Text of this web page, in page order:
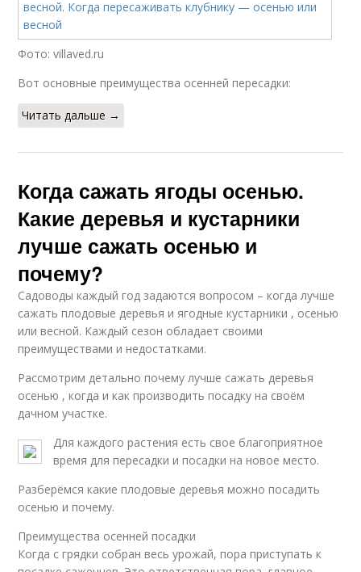
Фото: villaved.ru
Вот основные преимущества осенней пересадки:
Читать дальше →
Когда сажать ягоды осенью.
Какие деревья и кустарники
лучше сажать осенью и
почему?
Садоводы каждый год задаются вопросом – когда лучше
сажать плодовые деревья и ягодные кустарники , осенью
или весной. Каждый сезон обладает своими
преимуществами и недостатками.
Рассмотрим детально почему лучше сажать деревья
осенью , когда и как производить посадку на своём
дачном участке.
Для каждого растения есть свое благоприятное
время для пересадки и посадки на новое место.
Разберёмся какие плодовые деревья можно посадить
осенью и почему.
Преимущества осенней посадки
Когда с грядки собран весь урожай, пора приступать к